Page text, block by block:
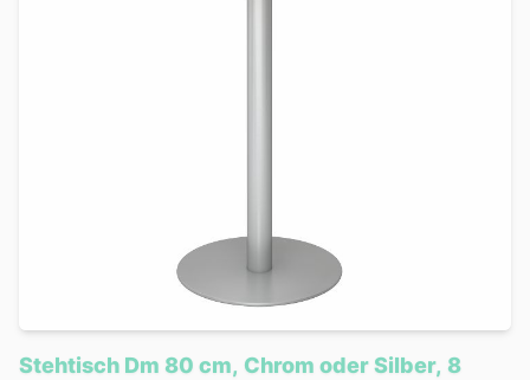
Stehtisch Dm 80 cm, Chrom oder Silber, 8